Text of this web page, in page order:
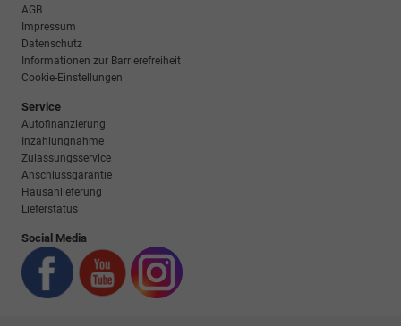
AGB
Impressum
Datenschutz
Informationen zur Barrierefreiheit
Cookie-Einstellungen
Service
Autofinanzierung
Inzahlungnahme
Zulassungsservice
Anschlussgarantie
Hausanlieferung
Lieferstatus
Social Media